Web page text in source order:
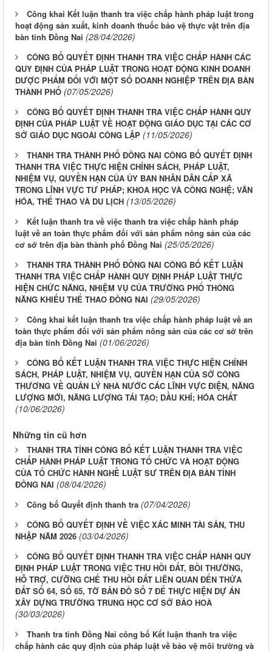
Công khai Kết luận thanh tra việc chấp hành pháp luật trong
hoạt động sản xuất, kinh doanh thuốc bảo vệ thực vật trên địa
bàn tỉnh Đồng Nai (28/04/2026)
CÔNG BỐ QUYẾT ĐỊNH THANH TRA VIỆC CHẤP HÀNH CÁC
QUY ĐỊNH CỦA PHÁP LUẬT TRONG HOẠT ĐỘNG KINH DOANH
DƯỢC PHẨM ĐỐI VỚI MỘT SỐ DOANH NGHIỆP TRÊN ĐỊA BÀN
THÀNH PHỐ (07/05/2026)
CÔNG BỐ QUYẾT ĐỊNH THANH TRA VIỆC CHẤP HÀNH QUY
ĐỊNH CỦA PHÁP LUẬT VỀ HOẠT ĐỘNG GIÁO DỤC TẠI CÁC CƠ
SỞ GIÁO DỤC NGOÀI CÔNG LẬP (11/05/2026)
THANH TRA THÀNH PHỐ ĐỒNG NAI CÔNG BỐ QUYẾT ĐỊNH
THANH TRA VIỆC THỰC HIỆN CHÍNH SÁCH, PHÁP LUẬT,
NHIỆM VỤ, QUYỀN HẠN CỦA ỦY BAN NHÂN DÂN CẤP XÃ
TRONG LĨNH VỰC TƯ PHÁP; KHOA HỌC VÀ CÔNG NGHỆ; VĂN
HÓA, THỂ THAO VÀ DU LỊCH (13/05/2026)
Kết luận thanh tra về việc thanh tra việc chấp hành pháp
luật về an toàn thực phẩm đối với sản phẩm nông sản của các
cơ sở trên địa bàn thành phố Đồng Nai (25/05/2026)
THANH TRA THÀNH PHỐ ĐỒNG NAI CÔNG BỐ KẾT LUẬN
THANH TRA VIỆC CHẤP HÀNH QUY ĐỊNH PHÁP LUẬT THỰC
HIỆN CHỨC NĂNG, NHIỆM VỤ CỦA TRƯỜNG PHỔ THÔNG
NĂNG KHIẾU THỂ THAO ĐỒNG NAI (29/05/2026)
Công khai kết luận thanh tra việc chấp hành pháp luật về an
toàn thực phẩm đối với sản phẩm nông sản của các cơ sở trên
địa bàn tỉnh Đồng Nai (01/06/2026)
CÔNG BỐ KẾT LUẬN THANH TRA VIỆC THỰC HIỆN CHÍNH
SÁCH, PHÁP LUẬT, NHIỆM VỤ, QUYỀN HẠN CỦA SỞ CÔNG
THƯƠNG VỀ QUẢN LÝ NHÀ NƯỚC CÁC LĨNH VỰC ĐIỆN, NĂNG
LƯỢNG MỚI, NĂNG LƯỢNG TÁI TẠO; DẦU KHÍ; HÓA CHẤT
(10/06/2026)
Những tin cũ hơn
THANH TRA TỈNH CÔNG BỐ KẾT LUẬN THANH TRA VIỆC
CHẤP HÀNH PHÁP LUẬT TRONG TỔ CHỨC VÀ HOẠT ĐỘNG
CỦA TỔ CHỨC HÀNH NGHỀ LUẬT SƯ TRÊN ĐỊA BÀN TỈNH
ĐỒNG NAI (08/04/2026)
Công bố Quyết định thanh tra (07/04/2026)
CÔNG BỐ QUYẾT ĐỊNH VỀ VIỆC XÁC MINH TÀI SẢN, THU
NHẬP NĂM 2026 (03/04/2026)
CÔNG BỐ QUYẾT ĐỊNH THANH TRA VIỆC CHẤP HÀNH QUY
ĐỊNH PHÁP LUẬT TRONG VIỆC THU HỒI ĐẤT, BỒI THƯỜNG,
HỖ TRỢ, CƯỠNG CHẾ THU HỒI ĐẤT LIÊN QUAN ĐẾN THỬA
ĐẤT SỐ 64, SỐ 65, TỜ BẢN ĐỒ SỐ 7 ĐỂ THỰC HIỆN DỰ ÁN
XÂY DỰNG TRƯỜNG TRUNG HỌC CƠ SỞ BẢO HOÀ
(30/03/2026)
Thanh tra tỉnh Đồng Nai công bố Kết luận thanh tra việc
chấp hành các quy định của pháp luật về bảo vệ môi trường và